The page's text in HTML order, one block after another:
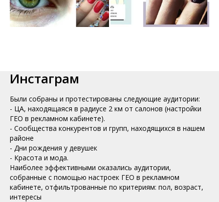
Инстаграм
Были собраны и протестированы следующие аудитории:
- ЦА, находящаяся в радиусе 2 км от салонов (настройки
ГЕО в рекламном кабинете).
- Сообщества конкурентов и групп, находящихся в нашем
районе
- Дни рождения у девушек
- Красота и мода.
Наиболее эффективными оказались аудитории,
собранные с помощью настроек ГЕО в рекламном
кабинете, отфильтрованные по критериям: пол, возраст,
интересы